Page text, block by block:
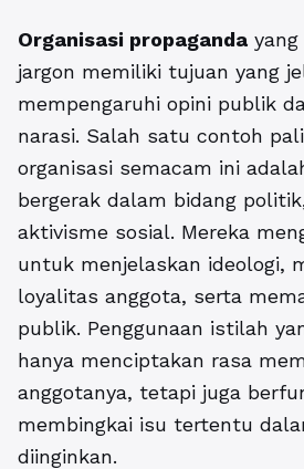
Organisasi propaganda
jargon memiliki tujuan yang
mempengaruhi opini publik
narasi. Salah satu contoh
organisasi semacam ini
bergerak dalam bidang
aktivisme sosial. Mereka
untuk menjelaskan ideologi,
loyalitas anggota, serta
publik. Penggunaan istilah
hanya menciptakan rasa
anggotanya, tetapi juga
membingkai isu tertentu
diinginkan.